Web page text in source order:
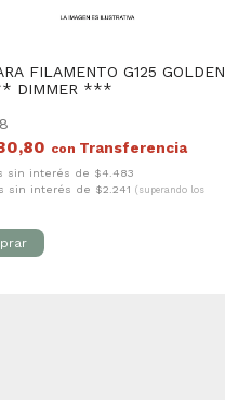
FILAMENTO G125 GOLDEN
DIMMER ***
con
sin interés de $4.483
sin interés de $2.241 (superando los